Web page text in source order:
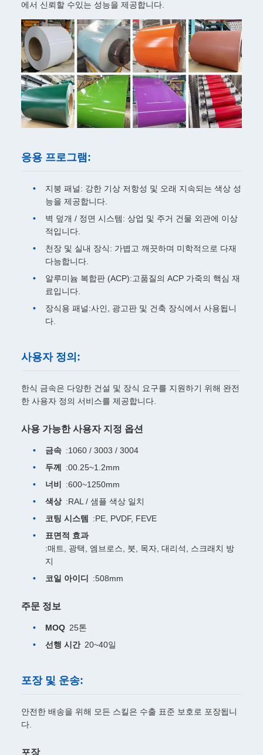
에서 신뢰할 수있는 성능을 제공합니다.
응용 프로그램:
지붕 패널: 강한 기상 저항성 및 오래 지속되는 색상 성
능을 제공합니다.
벽 덮개 / 정면 시스템: 상업 및 주거 건물 외관에 이상
적입니다.
천장 및 실내 장식: 가볍고 깨끗하며 미학적으로 다재
다능합니다.
알루미늄 복합판 (ACP):고품질의 ACP 가죽의 핵심 재
료입니다.
장식용 패널:사인, 광고판 및 건축 장식에서 사용됩니
다.
사용자 정의:
한식 금속은 다양한 건설 및 장식 요구를 지원하기 위해 완전
한 사용자 정의 서비스를 제공합니다.
사용 가능한 사용자 지정 옵션
금속 :1060 / 3003 / 3004
두께
:00.25~1.2mm
너비
:600~1250mm
색상 :RAL / 샘플 색상 일치
코팅 시스템
:PE, PVDF, FEVE
표면적 효과
:매트, 광택, 엠브로스, 붓, 목자, 대리석, 스크래치 방
지
코일 아이디
:508mm
주문 정보
MOQ 25톤
선행 시간 20~40일
포장 및 운송:
안전한 배송을 위해 모든 스킬은 수출 표준 보호로 포장됩니
다.
포장